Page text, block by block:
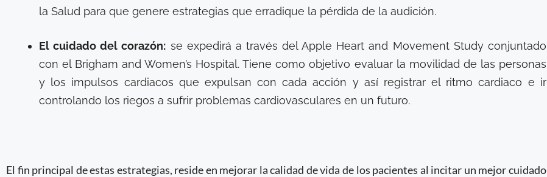
la Salud para que genere estrategias que erradique la pérdida de la audición.
El cuidado del corazón: se expedirá a través del Apple Heart and Movement Study conjuntado
con el Brigham and Women’s Hospital. Tiene como objetivo evaluar la movilidad de las personas
y los impulsos cardiacos que expulsan con cada acción y así registrar el ritmo cardiaco e ir
controlando los riegos a sufrir problemas cardiovasculares en un futuro.
El fin principal de estas estrategias, reside en mejorar la calidad de vida de los pacientes al incitar un mejor cuidado